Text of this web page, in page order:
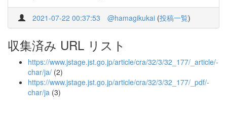
2021-07-22 00:37:53 @hamagikukai (投稿一覧)
収集済み URL リスト
https://www.jstage.jst.go.jp/article/cra/32/3/32_177/_article/-
char/ja/ (2)
https://www.jstage.jst.go.jp/article/cra/32/3/32_177/_pdf/-
char/ja (3)